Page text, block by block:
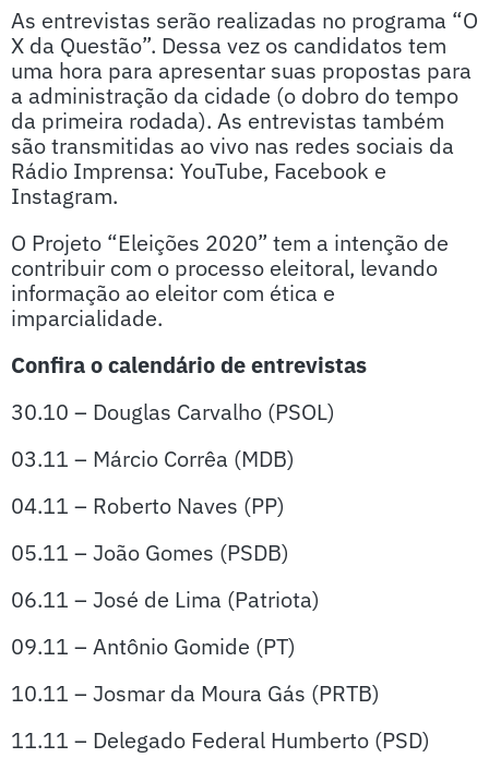
As entrevistas serão realizadas no programa “O
X da Questão”. Dessa vez os candidatos tem
uma hora para apresentar suas propostas para
a administração da cidade (o dobro do tempo
da primeira rodada). As entrevistas também
são transmitidas ao vivo nas redes sociais da
Rádio Imprensa: YouTube, Facebook e
Instagram.
O Projeto “Eleições 2020” tem a intenção de
contribuir com o processo eleitoral, levando
informação ao eleitor com ética e
imparcialidade.
Confira o calendário de entrevistas
30.10 – Douglas Carvalho (PSOL)
03.11 – Márcio Corrêa (MDB)
04.11 – Roberto Naves (PP)
05.11 – João Gomes (PSDB)
06.11 – José de Lima (Patriota)
09.11 – Antônio Gomide (PT)
10.11 – Josmar da Moura Gás (PRTB)
11.11 – Delegado Federal Humberto (PSD)